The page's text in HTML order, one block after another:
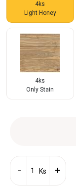
4ks
Light Honey
4ks
Only Stain
Ks